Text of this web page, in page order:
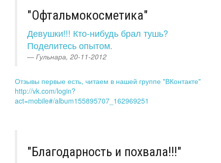
"Офтальмокосметика"
Девушки!!! Кто-нибудь брал тушь?
Поделитесь опытом.
Гульнара, 20-11-2012
Отзывы первые есть, читаем в нашей группе "ВКонтакте"
http://vk.com/login?
act=mobile#/album155895707_162969251
"Благодарность и похвала!!!"